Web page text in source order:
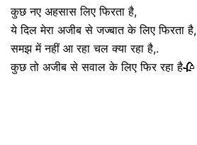
कुछ नए अहसास लिए फिरता है,
ये दिल मेरा अजीब से जज्बात के लिए फिरता है,
समझ में नहीं आ रहा चल क्या रहा है,.
कुछ तो अजीब से सवाल के लिए फिर रहा है🥀